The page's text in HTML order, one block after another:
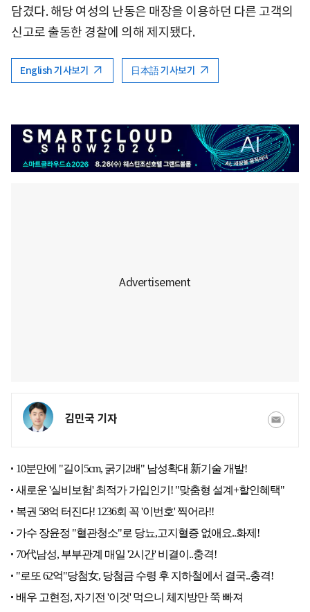
담겼다. 해당 여성의 난동은 매장을 이용하던 다른 고객의
신고로 출동한 경찰에 의해 제지됐다.
English 기사보기 日本語 기사보기
김민국 기자